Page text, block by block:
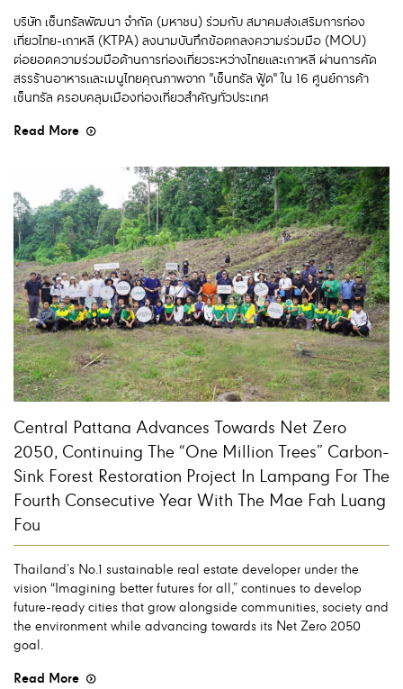
บริษัท เซ็นทรัลพัฒนา จำกัด (มหาชน) ร่วมกับ สมาคมส่งเสริมการท่อง
เที่ยวไทย-เกาหลี (KTPA) ลงนามบันทึกข้อตกลงความร่วมมือ (MOU)
ต่อยอดความร่วมมือด้านการท่องเที่ยวระหว่างไทยและเกาหลี ผ่านการคัด
สรรร้านอาหารและเมนูไทยคุณภาพจาก "เซ็นทรัล ฟู้ด" ใน 16 ศูนย์การค้า
เซ็นทรัล ครอบคลุมเมืองท่องเที่ยวสำคัญทั่วประเทศ
Read More
Central Pattana Advances Towards Net Zero
2050, Continuing The “One Million Trees” Carbon-
Sink Forest Restoration Project In Lampang For The
Fourth Consecutive Year With The Mae Fah Luang
Fou
Thailand’s No.1 sustainable real estate developer under the
vision “Imagining better futures for all,” continues to develop
future-ready cities that grow alongside communities, society and
the environment while advancing towards its Net Zero 2050
goal.
Read More